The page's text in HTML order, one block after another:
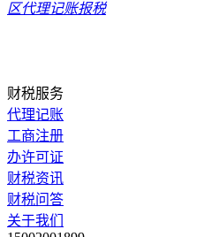
区代理记账报税
财税服务
代理记账
工商注册
办许可证
财税资讯
财税问答
关于我们